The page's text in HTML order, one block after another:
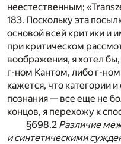
неестественным;
183. Поскольку эта
основой всей критики и
при критическом
воображения, я хотел
г-ном Кантом, либо г-
кажется, что категории
познания — все еще не
концов, я перехожу к
§698.2 Различие
и синтетическими